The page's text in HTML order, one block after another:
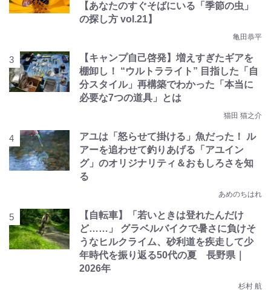
【あなたのすぐそばにいる「季節の虫」
の探し方 vol.21】
亀田恭平
【キャンプ自己啓発】増えすぎたギアを
棚卸し！ “ウルトラライト” 目指した「自
分スタイル」再構築でわかった「本当に
必要な7つの道具」とは
猫田 猫之介
アユは「怒らせて掛ける」魚だった！ ル
アーを追わせて釣りあげる「アユイン
グ」のオリジナリティ＆おもしろさを知
る
あめのちはれ
【自転車】「若いときは登れたんだけ
ど……」 グラベルバイクで暑さに負けそ
うなヒルクライム、砂利道を疾走して少
年時代を振り返る50代の夏 長野県｜
2026年
杉村 航